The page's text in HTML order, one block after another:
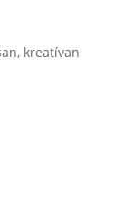
kreatívan